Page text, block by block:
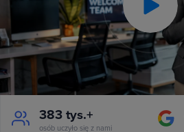
Play
383 tys.+
osób uczyło się z nami